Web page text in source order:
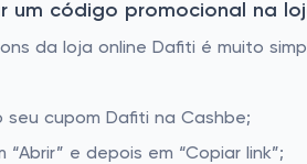
um código promocional na
da loja online Dafiti é muito
seu cupom Dafiti na Cashbe;
“Abrir” e depois em “Copiar link”;